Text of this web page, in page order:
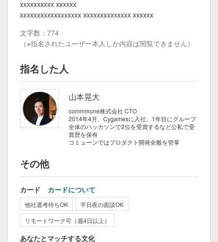
xxxxxxxxxx xxxxxx
xxxxxxxxxxxxxxxxxx xxxxxxxxxxxxxx xxxxxx
文字数：774
（※指名されたユーザー本人しか内容は閲覧できません）
指名した人
山本晃大
commmune株式会社 CTO
2014年4月、Cygamesに入社。 1年目にグループ
全体のハッカソンで2位を受賞するなど公私で受
賞歴を保有
コミューンではプロダクト開発全般を管掌
その他
カード カードについて
他社選考待ちOK
平日夜の面談OK
リモートワーク可（週4日以上）
あなたとマッチする文化